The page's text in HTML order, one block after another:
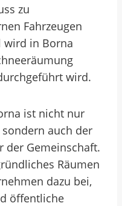
zu
Fahrzeugen
wird in Borna
wird.
ist nicht nur
auch der
der Gemeinschaft.
Räumen
dazu bei,
öffentliche